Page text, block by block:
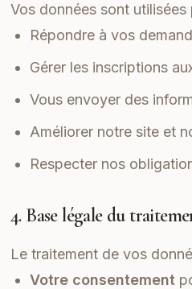
Vos données sont utilisées
Répondre à vos
Gérer les inscriptions
Vous envoyer des
Améliorer notre site et
Respecter nos
4. Base légale du
Le traitement de vos
Votre consentement